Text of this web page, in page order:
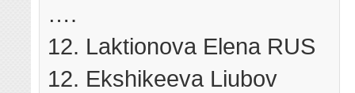
….
12. Laktionova Elena RUS
12. Ekshikeeva Liubov